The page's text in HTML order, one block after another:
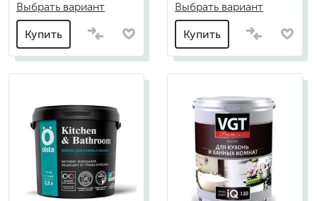
Выбрать вариант
Купить
Выбрать вариант
Купить